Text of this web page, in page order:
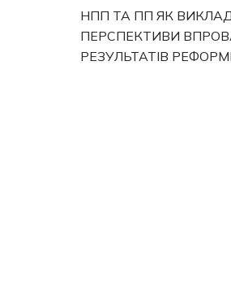
НПП ТА ПП ЯК
ПЕРСПЕКТИВИ
РЕЗУЛЬТАТІВ